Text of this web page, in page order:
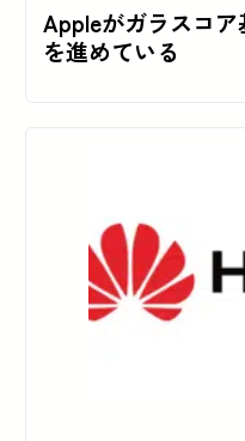
Appleがガラスコ
を進めている